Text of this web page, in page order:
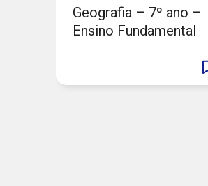
Geografia – 7º ano –
Ensino Fundamental